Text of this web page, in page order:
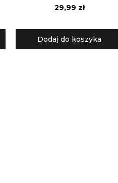
29,99 zł
Dodaj do koszyka